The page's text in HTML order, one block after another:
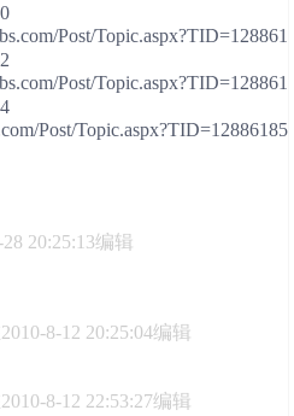
Post/Topic.aspx?TID=128861
Post/Topic.aspx?TID=128861
Post/Topic.aspx?TID=12886185
20:25:13编辑
8-12 20:25:04编辑
8-12 22:53:27编辑